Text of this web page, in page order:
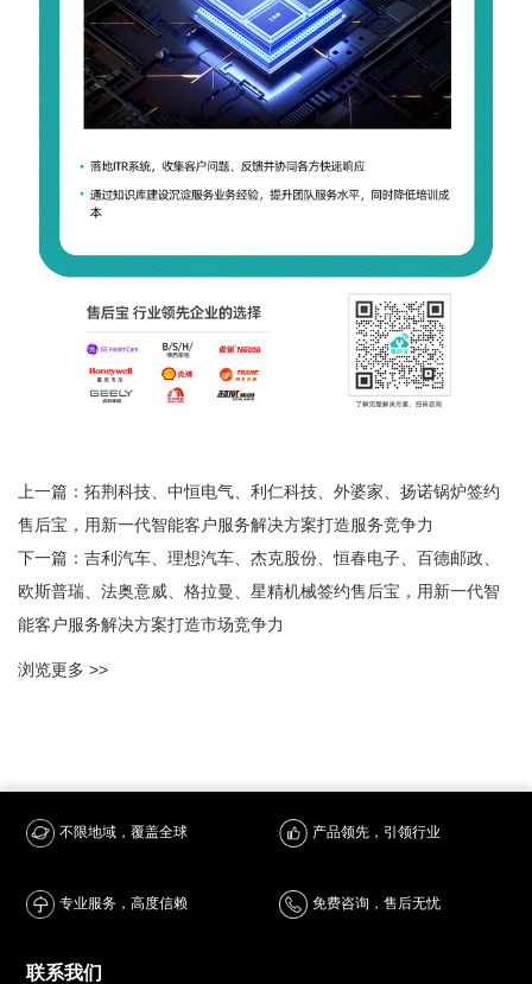
上一篇： 拓荆科技、中恒电气、利仁科技、外婆家、扬诺锅炉签约
售后宝，用新一代智能客户服务解决方案打造服务竞争力
下一篇： 吉利汽车、理想汽车、杰克股份、恒春电子、百德邮政、
欧斯普瑞、法奥意威、格拉曼、星精机械签约售后宝，用新一代智
能客户服务解决方案打造市场竞争力
浏览更多 >>
不限地域，覆盖全球 产品领先，引领行业
专业服务，高度信赖 免费咨询，售后无忧
联系我们